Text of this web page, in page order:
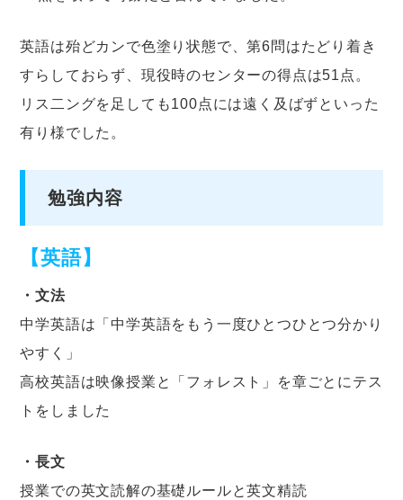
英語は殆どカンで色塗り状態で、第6問はたどり着き
すらしておらず、現役時のセンターの得点は51点。
リス二ングを足しても100点には遠く及ばずといった
有り様でした。
勉強内容
【英語】
・文法
中学英語は「中学英語をもう一度ひとつひとつ分かり
やすく」
高校英語は映像授業と「フォレスト」を章ごとにテス
トをしました
・長文
授業での英文読解の基礎ルールと英文精読